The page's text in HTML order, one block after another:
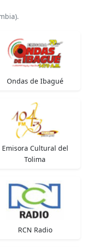
Ondas de Ibagué
Emisora Cultural del
Tolima
RCN Radio